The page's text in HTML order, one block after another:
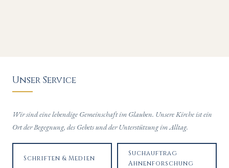
Unser Service
Wir sind eine lebendige Gemeinschaft im Glauben. Unsere Kirche ist ein
Ort der Begegnung, des Gebets und der Unterstützung im Alltag.
Schriften & Medien
Suchauftrag
Ahnenforschung